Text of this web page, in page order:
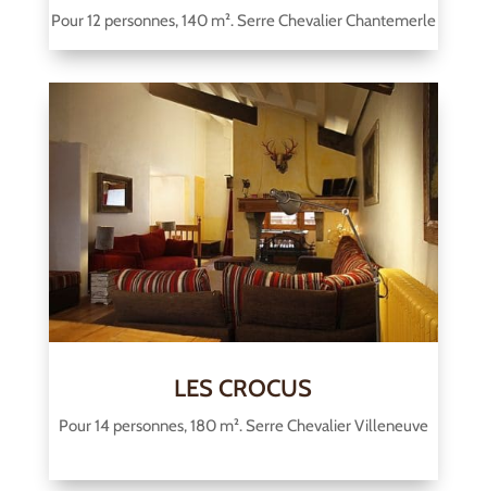
Pour 12 personnes, 140 m². Serre Chevalier Chantemerle
LES CROCUS
Pour 14 personnes, 180 m². Serre Chevalier Villeneuve